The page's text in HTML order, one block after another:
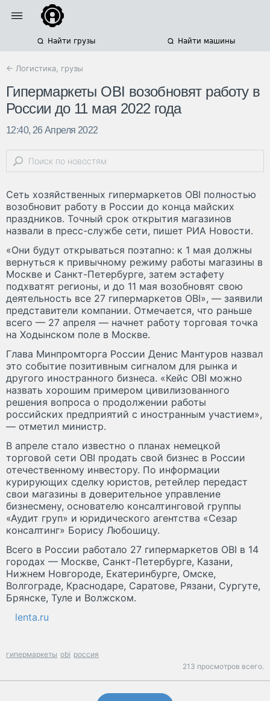
Найти грузы Найти машины
← Логистика, грузы
Гипермаркеты OBI возобновят работу в
России до 11 мая 2022 года
12:40, 26 Апреля 2022
Сеть хозяйственных гипермаркетов OBI полностью
возобновит работу в России до конца майских
праздников. Точный срок открытия магазинов
назвали в пресс-службе сети, пишет РИА Новости.
«Они будут открываться поэтапно: к 1 мая должны
вернуться к привычному режиму работы магазины в
Москве и Санкт-Петербурге, затем эстафету
подхватят регионы, и до 11 мая возобновят свою
деятельность все 27 гипермаркетов OBI», — заявили
представители компании. Отмечается, что раньше
всего — 27 апреля — начнет работу торговая точка
на Ходынском поле в Москве.
Глава Минпромторга России Денис Мантуров назвал
это событие позитивным сигналом для рынка и
другого иностранного бизнеса. «Кейс OBI можно
назвать хорошим примером цивилизованного
решения вопроса о продолжении работы
российских предприятий с иностранным участием»,
— отметил министр.
В апреле стало известно о планах немецкой
торговой сети OBI продать свой бизнес в России
отечественному инвестору. По информации
курирующих сделку юристов, ретейлер передаст
свои магазины в доверительное управление
бизнесмену, основателю консалтинговой группы
«Аудит груп» и юридического агентства «Сезар
консалтинг» Борису Любошицу.
Всего в России работало 27 гипермаркетов OBI в 14
городах — Москве, Санкт-Петербурге, Казани,
Нижнем Новгороде, Екатеринбурге, Омске,
Волгограде, Краснодаре, Саратове, Рязани, Сургуте,
Брянске, Туле и Волжском.
lenta.ru
гипермаркеты obi россия
213 просмотров всего.